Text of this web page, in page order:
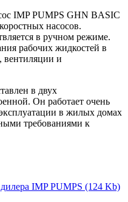
IMP PUMPS GHN BASIC
насосов.
в ручном режиме.
рабочих жидкостей в
вентиляции и
в двух
Он работает очень
в жилых домах
требованиями к
IMP PUMPS (124 Kb)